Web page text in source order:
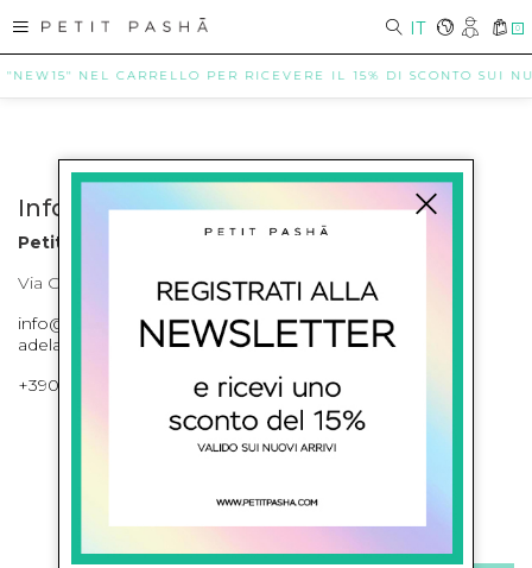
IT 0
NEL CARRELLO PER RICEVERE IL 15% DI SCONTO SUI
Info contatti
Petit Pasha
Via Cilea, 255 Napoli Corso Umberto I 301 Napoli
info@petitpasha.com, petitpasha@hotmail.it,
adelaide.petitpasha@hotmail.com
+39081643421 , +390812351280
ISCRIVITI ALLA NEWSLETTER